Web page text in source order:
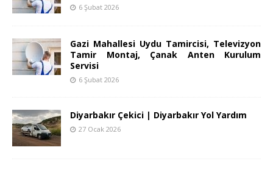
6 Şubat 2026
Gazi Mahallesi Uydu Tamircisi, Televizyon
Tamir Montaj, Çanak Anten Kurulum
Servisi
6 Şubat 2026
Diyarbakır Çekici | Diyarbakır Yol Yardım
27 Ocak 2026